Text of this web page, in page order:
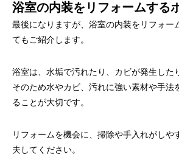
浴室の内装をリフォームする
最後になりますが、浴室の内装をリフォー
てもご紹介します。
浴室は、水垢で汚れたり、カビが発生した
そのため水やカビ、汚れに強い素材や手法
ることが大切です。
リフォームを機会に、掃除や手入れがしや
夫してください。